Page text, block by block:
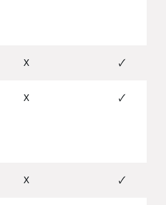
X 🗸
X 🗸
X 🗸